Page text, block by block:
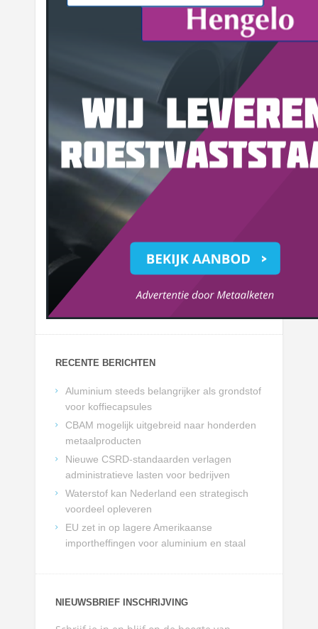
RECENTE BERICHTEN
Aluminium steeds belangrijker als grondstof
voor koffiecapsules
CBAM mogelijk uitgebreid naar honderden
metaalproducten
Nieuwe CSRD-standaarden verlagen
administratieve lasten voor bedrijven
Waterstof kan Nederland een strategisch
voordeel opleveren
EU zet in op lagere Amerikaanse
importheffingen voor aluminium en staal
NIEUWSBRIEF INSCHRIJVING